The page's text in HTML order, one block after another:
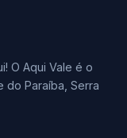
O Aqui Vale é o
Paraíba, Serra